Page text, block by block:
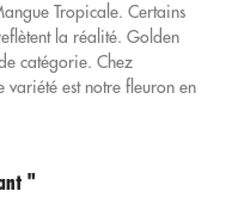
Tropicale. Certains
la réalité. Golden
catégorie. Chez
variété est notre fleuron en
"